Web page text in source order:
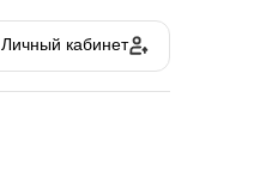
Личный кабинет